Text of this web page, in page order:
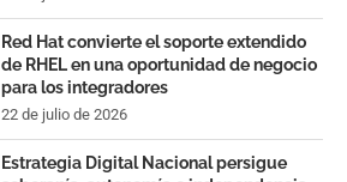
Red Hat convierte el soporte extendido
de RHEL en una oportunidad de negocio
para los integradores
22 de julio de 2026
Estrategia Digital Nacional persigue